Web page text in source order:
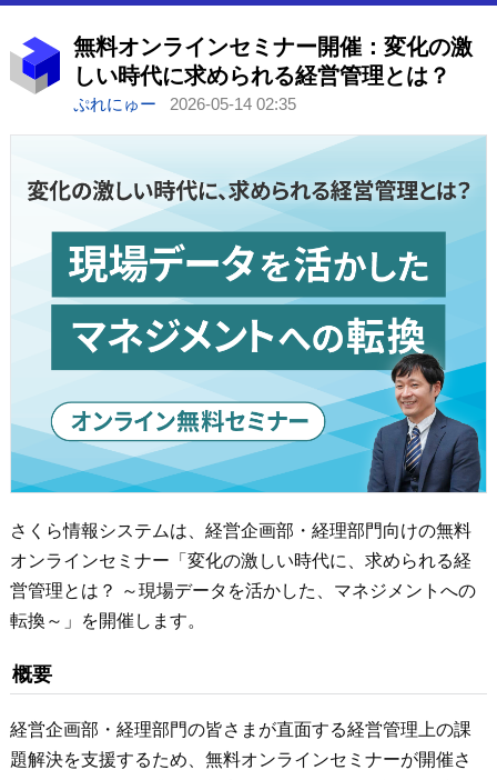
無料オンラインセミナー開催：変化の激
しい時代に求められる経営管理とは？
ぷれにゅー 2026-05-14 02:35
さくら情報システムは、経営企画部・経理部門向けの無料
オンラインセミナー「変化の激しい時代に、求められる経
営管理とは？ ～現場データを活かした、マネジメントへの
転換～」を開催します。
概要
経営企画部・経理部門の皆さまが直面する経営管理上の課
題解決を支援するため、無料オンラインセミナーが開催さ